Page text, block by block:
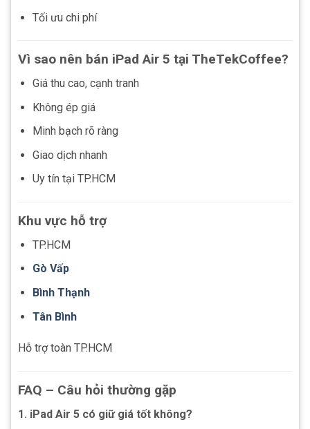
Tối ưu chi phí
Vì sao nên bán iPad Air 5 tại TheTekCoffee?
Giá thu cao, cạnh tranh
Không ép giá
Minh bạch rõ ràng
Giao dịch nhanh
Uy tín tại TP.HCM
Khu vực hỗ trợ
TP.HCM
Gò Vấp
Bình Thạnh
Tân Bình
Hỗ trợ toàn TP.HCM
FAQ – Câu hỏi thường gặp
1. iPad Air 5 có giữ giá tốt không?